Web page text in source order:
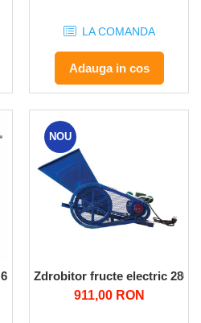
LA COMANDA
Adauga in cos
L ELEFANT
NOU
Zdrobitor fructe electric 2800
911,00 RON